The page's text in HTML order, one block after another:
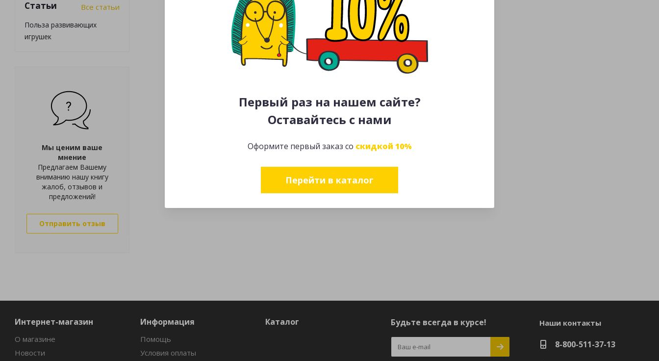
Первый раз на нашем сайте?
Оставайтесь с нами
Оформите первый заказ со скидкой 10%
Перейти в каталог
Статьи Все статьи
Польза развивающих
игрушек
Мы ценим ваше
мнение
Предлагаем Вашему
вниманию нашу книгу
жалоб, отзывов и
предложений!
Отправить отзыв
Интернет-магазин
О магазине
Новости
Информация
Помощь
Условия оплаты
Каталог Будьте всегда в курсе! Наши контакты
8-800-511-37-13